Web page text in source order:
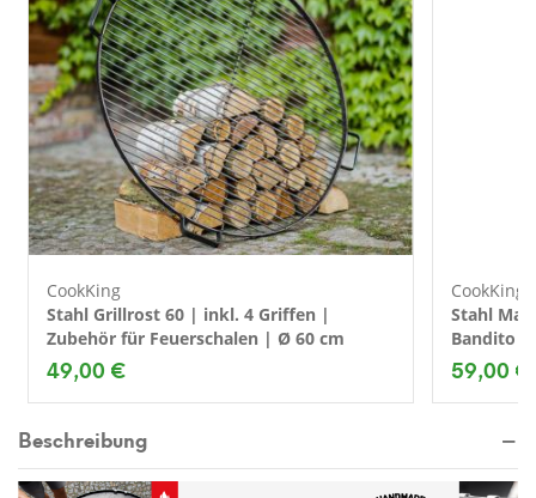
CookKing
Stahl Grillrost 60 | inkl. 4 Griffen |
Zubehör für Feuerschalen | Ø 60 cm
49,00 €
CookKing
Stahl
Bandito
59,00 €
Beschreibung